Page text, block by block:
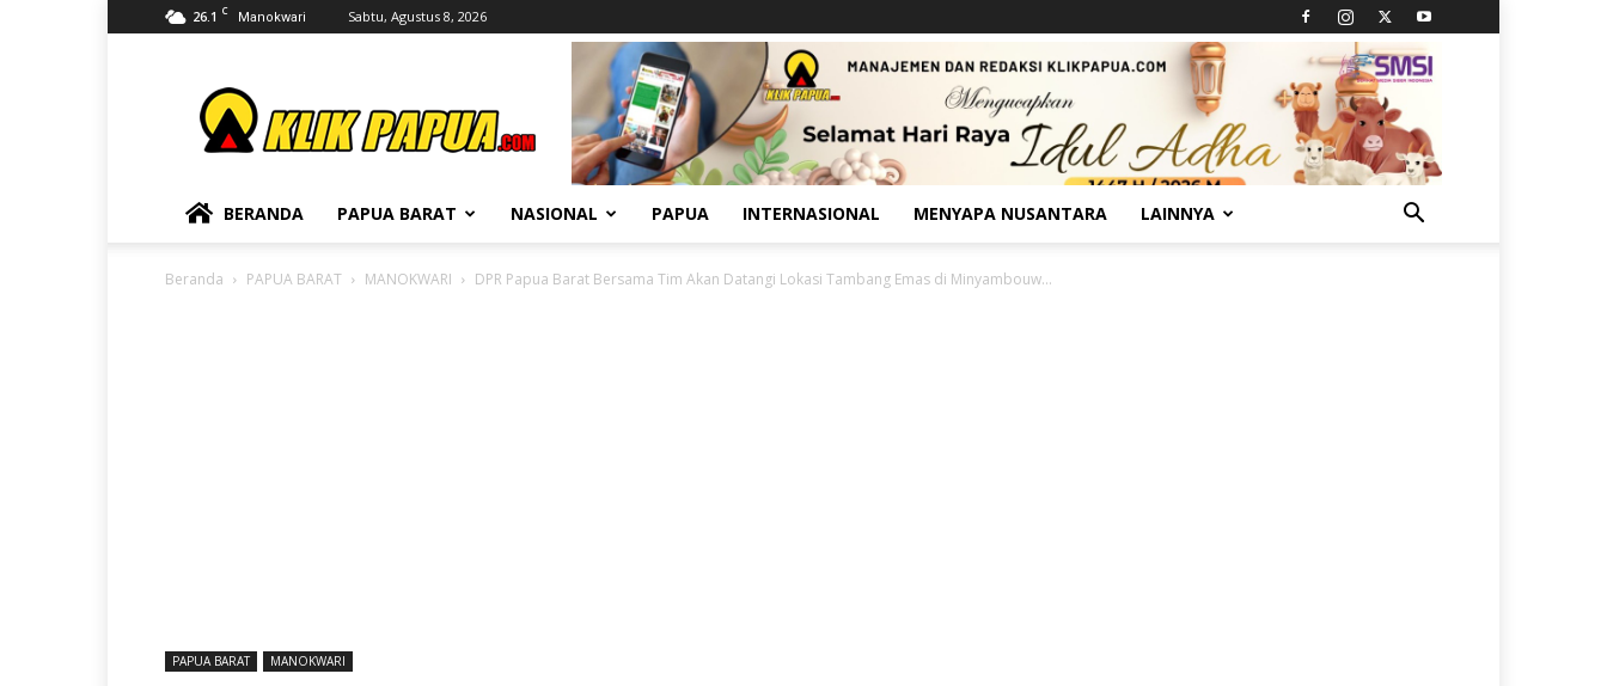
26.1 C Manokwari Sabtu, Agustus 8, 2026
BERANDA PAPUA BARAT NASIONAL PAPUA INTERNASIONAL MENYAPA NUSANTARA LAINNYA
Beranda PAPUA BARAT MANOKWARI DPR Papua Barat Bersama Tim Akan Datangi Lokasi Tambang Emas di Minyambouw...
PAPUA BARAT MANOKWARI